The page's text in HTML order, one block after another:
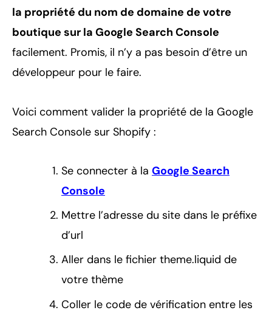
la propriété du nom de domaine de votre
boutique sur la Google Search Console
facilement. Promis, il n’y a pas besoin d’être un
développeur pour le faire.
Voici comment valider la propriété de la Google
Search Console sur Shopify :
Se connecter à la Google Search
Console
Mettre l’adresse du site dans le préfixe
d’url
Aller dans le fichier theme.liquid de
votre thème
Coller le code de vérification entre les